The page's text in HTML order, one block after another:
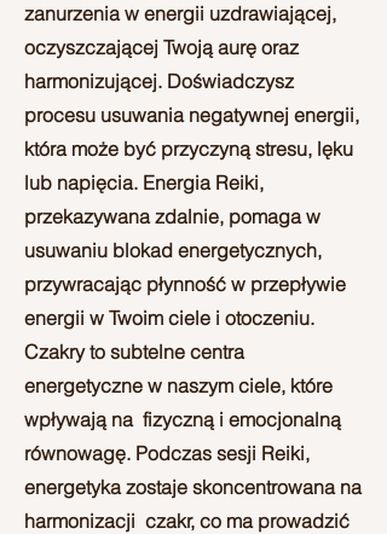
zanurzenia w energii uzdrawiającej,
oczyszczającej Twoją aurę oraz
harmonizującej. Doświadczysz
procesu usuwania negatywnej energii,
która może być przyczyną stresu, lęku
lub napięcia. Energia Reiki,
przekazywana zdalnie, pomaga w
usuwaniu blokad energetycznych,
przywracając płynność w przepływie
energii w Twoim ciele i otoczeniu.
Czakry to subtelne centra
energetyczne w naszym ciele, które
wpływają na fizyczną i emocjonalną
równowagę. Podczas sesji Reiki,
energetyka zostaje skoncentrowana na
harmonizacji czakr, co ma prowadzić